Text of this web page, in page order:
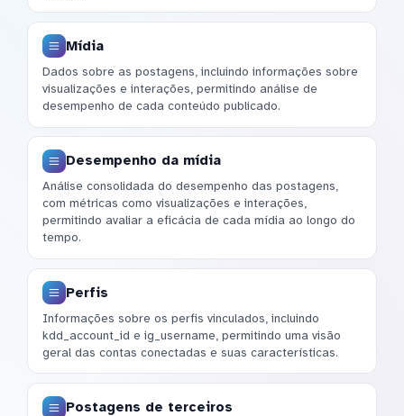
Mídia
Dados sobre as postagens, incluindo informações sobre
visualizações e interações, permitindo análise de
desempenho de cada conteúdo publicado.
Desempenho da mídia
Análise consolidada do desempenho das postagens,
com métricas como visualizações e interações,
permitindo avaliar a eficácia de cada mídia ao longo do
tempo.
Perfis
Informações sobre os perfis vinculados, incluindo
kdd_account_id e ig_username, permitindo uma visão
geral das contas conectadas e suas características.
Postagens de terceiros